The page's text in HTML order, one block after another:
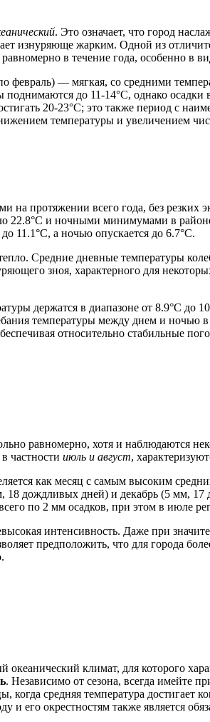
. Это означает, что город
изнуряюще жарким. Одной из
в течение года, особенно в
февраль) — мягкая, со средними
до 11-14°C, однако
20-23°C; это также период с
температуры и увеличением
на протяжении всего года, без
22.8°C и ночными минимумами в
11.1°C, а ночью опускается до 6.7°C.
Средние дневные температуры
зноя, характерного для
держатся в диапазоне от 8.9°C
температуры между днем и ночью в
относительно стабильные
равномерно, хотя и наблюдаются
частности июль и август,
как месяц с самым высоким
дождливых дней) и декабрь (5 мм,
по 2 мм осадков, при этом в июле
интенсивность. Даже при
предположить, что для города
океанический климат, для которого
. Независимо от сезона, всегда имейте
средняя температура
и его окрестностям также является